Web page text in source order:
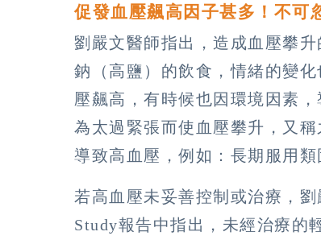
促發血壓飆高因子甚多！不可
劉嚴文醫師指出，造成血壓攀
鈉（高鹽）的飲食，情緒的變
壓飆高，有時候也因環境因素
為太過緊張而使血壓攀升，又
導致高血壓，例如：長期服用
若高血壓未妥善控制或治療，
Study報告中指出，未經治療的